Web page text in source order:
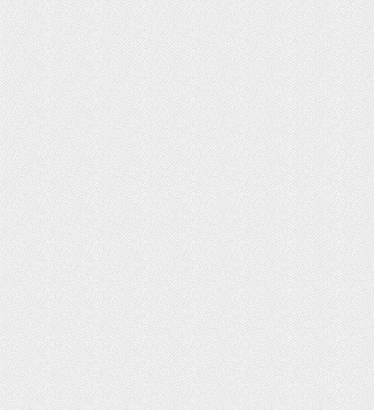
قیمت محصولات ایران‌خودرو و سایپا یکشنبه
۴ مرداد ۱۴۰۵
1 هفته قبل
قیمت روز محصولات ایران‌خودرو و سایپا
شنبه ۳ مرداد ۱۴۰۵
1 هفته قبل
ثبت‌نام بیش از ۱۵ هزار داوطلب دستیاری
آموزشی تا امروز/ مهلت ثبت نام تمدید شد
1 هفته قبل
افزایش دما در نیمه شمالی کشور از امروز
تا یکشنبه